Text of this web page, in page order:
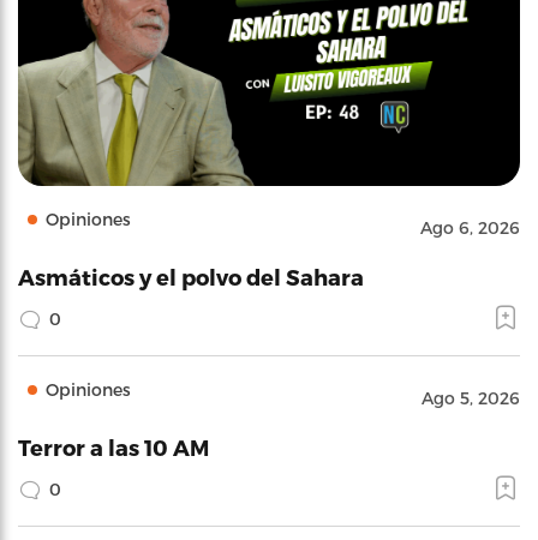
Opiniones Ago 6, 2026
Asmáticos y el polvo del Sahara
0
Opiniones Ago 5, 2026
Terror a las 10 AM
0